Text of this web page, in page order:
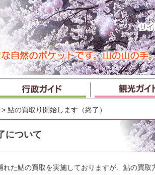
> 鮎の買取り開始します（終了）
について
れた鮎の買取を実施しておりますが、鮎の買取